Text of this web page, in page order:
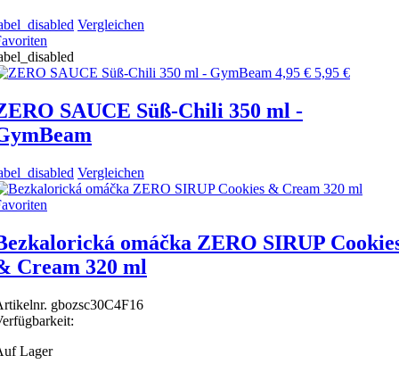
Vergleichen
4,95 € 5,95 €
SAUCE Süß-Chili 350 ml -
Vergleichen
omáčka ZERO SIRUP
Cream 320 ml
gbozsc30C4F16
Lager